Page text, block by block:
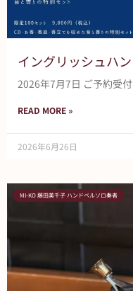
イングリッシュハ
2026年7月7日 ご予約受
READ MORE »
2026年6月26日
MI-KO 藤田美千子 ハンドベルソロ奏者